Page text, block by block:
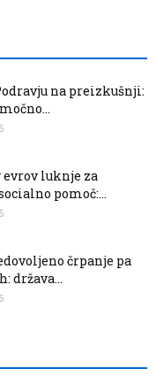
na preizkušnji:
luknje za
pomoč:...
črpanje pa
država...